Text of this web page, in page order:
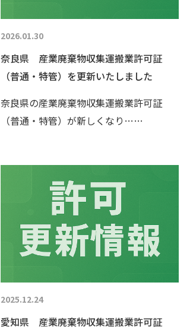
2026.01.30
奈良県 産業廃棄物収集運搬業許可証
（普通・特管）を更新いたしました
奈良県の産業廃棄物収集運搬業許可証
（普通・特管）が新しくなり……
2025.12.24
愛知県 産業廃棄物収集運搬業許可証